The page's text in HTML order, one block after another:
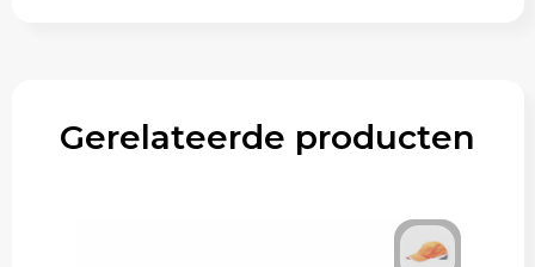
Gerelateerde producten